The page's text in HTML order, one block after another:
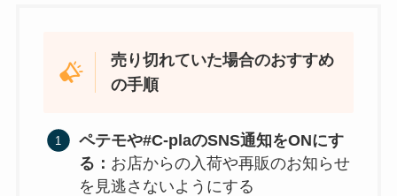
売り切れていた場合のおすすめ
の手順
ペテモや#C-plaのSNS通知をONにす
る： お店からの入荷や再販のお知らせ
を見逃さないようにする